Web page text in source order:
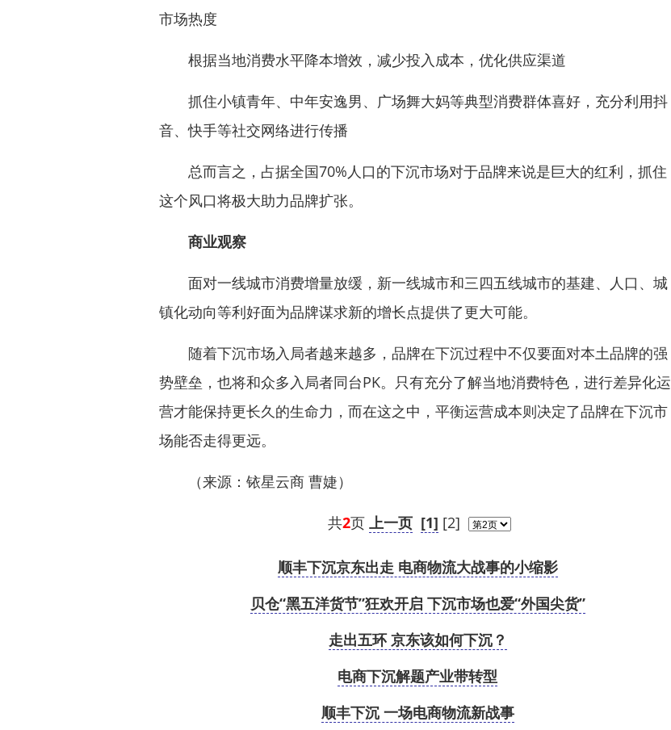
市场热度
根据当地消费水平降本增效，减少投入成本，优化供应渠道
抓住小镇青年、中年安逸男、广场舞大妈等典型消费群体喜好，充分利用抖
音、快手等社交网络进行传播
总而言之，占据全国70%人口的下沉市场对于品牌来说是巨大的红利，抓住
这个风口将极大助力品牌扩张。
商业观察
面对一线城市消费增量放缓，新一线城市和三四五线城市的基建、人口、城
镇化动向等利好面为品牌谋求新的增长点提供了更大可能。
随着下沉市场入局者越来越多，品牌在下沉过程中不仅要面对本土品牌的强
势壁垒，也将和众多入局者同台PK。只有充分了解当地消费特色，进行差异化运
营才能保持更长久的生命力，而在这之中，平衡运营成本则决定了品牌在下沉市
场能否走得更远。
（来源：铱星云商 曹婕）
共2页 上一页 [1] [2]
顺丰下沉京东出走 电商物流大战事的小缩影
贝仓“黑五洋货节”狂欢开启 下沉市场也爱“外国尖货”
走出五环 京东该如何下沉？
电商下沉解题产业带转型
顺丰下沉 一场电商物流新战事